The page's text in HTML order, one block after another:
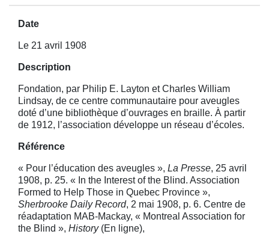
Date
Le 21 avril 1908
Description
Fondation, par Philip E. Layton et Charles William
Lindsay, de ce centre communautaire pour aveugles
doté d’une bibliothèque d’ouvrages en braille. À partir
de 1912, l’association développe un réseau d’écoles.
Référence
« Pour l’éducation des aveugles », La Presse, 25 avril
1908, p. 25. « In the Interest of the Blind. Association
Formed to Help Those in Quebec Province »,
Sherbrooke Daily Record, 2 mai 1908, p. 6. Centre de
réadaptation MAB-Mackay, « Montreal Association for
the Blind », History(En ligne),